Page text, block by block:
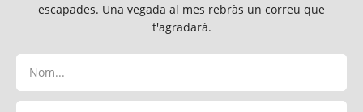
escapades. Una vegada al mes rebràs un correu que
t'agradarà.